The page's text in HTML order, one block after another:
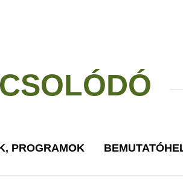
PROGRAMOK